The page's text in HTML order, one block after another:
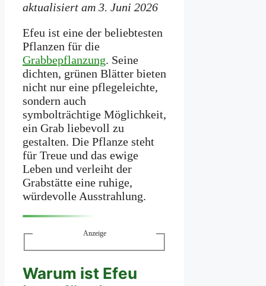
aktualisiert am 3. Juni 2026
Efeu ist eine der beliebtesten
Pflanzen für die
Grabbepflanzung. Seine
dichten, grünen Blätter bieten
nicht nur eine pflegeleichte,
sondern auch
symbolträchtige Möglichkeit,
ein Grab liebevoll zu
gestalten. Die Pflanze steht
für Treue und das ewige
Leben und verleiht der
Grabstätte eine ruhige,
würdevolle Ausstrahlung.
Anzeige
Warum ist Efeu